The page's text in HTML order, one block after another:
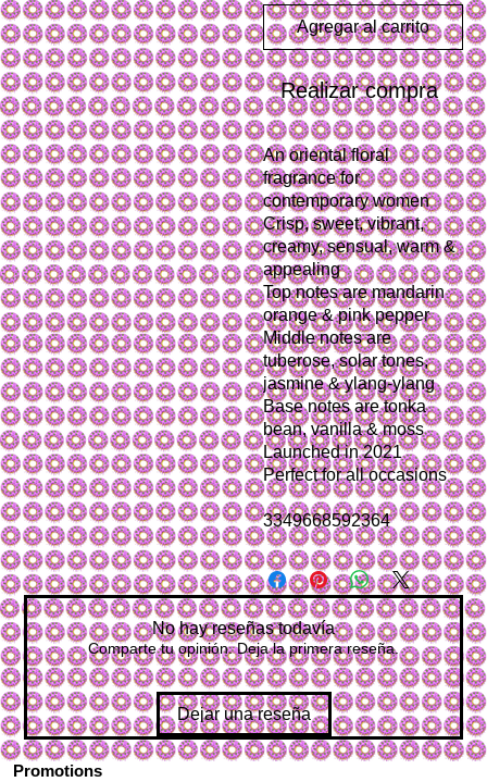
Agregar al carrito
Realizar compra
An oriental floral
fragrance for
contemporary women
Crisp, sweet, vibrant,
creamy, sensual, warm &
appealing
Top notes are mandarin
orange & pink pepper
Middle notes are
tuberose, solar tones,
jasmine & ylang-ylang
Base notes are tonka
bean, vanilla & moss
Launched in 2021
Perfect for all occasions
3349668592364
No hay reseñas todavía
Comparte tu opinión. Deja la primera reseña.
Dejar una reseña
Promotions